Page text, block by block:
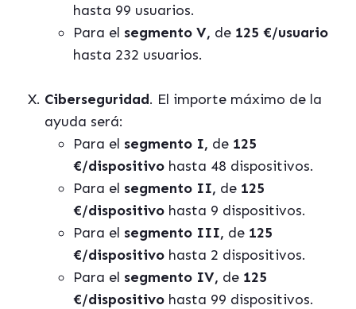
hasta 99 usuarios.
Para el segmento V, de 125 €/usuario
hasta 232 usuarios.
Ciberseguridad. El importe máximo de la
ayuda será:
Para el segmento I, de 125
€/dispositivo hasta 48 dispositivos.
Para el segmento II, de 125
€/dispositivo hasta 9 dispositivos.
Para el segmento III, de 125
€/dispositivo hasta 2 dispositivos.
Para el segmento IV, de 125
€/dispositivo hasta 99 dispositivos.